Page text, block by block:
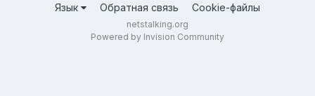
Язык Обратная связь Cookie-файлы
netstalking.org
Powered by Invision Community